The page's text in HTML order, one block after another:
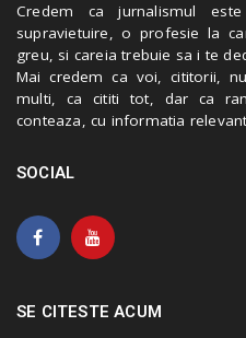
Credem ca jurnalismul
supravietuire, o profesie la
greu, si careia trebuie sa i te
Mai credem ca voi, cititorii,
multi, ca cititi tot, dar ca
conteaza, cu informatia
SOCIAL
SE CITESTE ACUM